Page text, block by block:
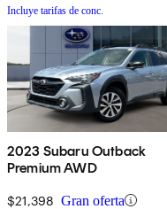
Incluye tarifas de conc.
2023 Subaru Outback
Premium AWD
$21,398 Gran oferta